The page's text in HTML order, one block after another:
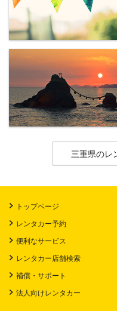
三重県のレ
トップページ
レンタカー予約
便利なサービス
レンタカー店舗検索
補償・サポート
法人向けレンタカー